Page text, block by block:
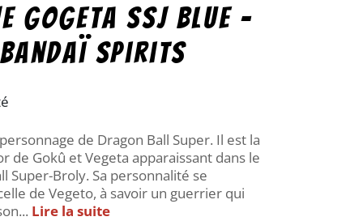
Gogeta Ssj Blue –
Bandaï Spirits
de Dragon Ball Super. Il est la
de Gokû et Vegeta apparaissant dans le
Super-Broly. Sa personnalité se
de Vegeto, à savoir un guerrier qui
Lire la suite